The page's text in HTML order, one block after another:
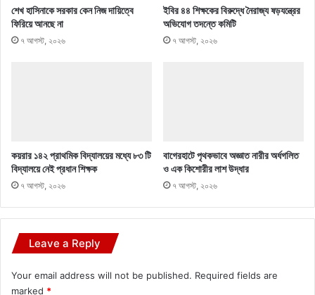
শেখ হাসিনাকে সরকার কেন নিজ দায়িত্বে
ফিরিয়ে আনছে না
৭ আগস্ট, ২০২৬
ইবির ৪৪ শিক্ষকের বিরুদ্ধে নৈরাজ্য ষড়যন্ত্রের
অভিযোগ তদন্তে কমিটি
৭ আগস্ট, ২০২৬
কয়রার ১৪২ প্রাথমিক বিদ্যালয়ের মধ্যে ৮৩ টি
বিদ্যালয়ে নেই প্রধান শিক্ষক
৭ আগস্ট, ২০২৬
বাগেরহাটে পৃথকভাবে অজ্ঞাত নারীর অর্ধগলিত
ও এক কিশোরীর লাশ উদ্ধার
৭ আগস্ট, ২০২৬
Leave a Reply
Your email address will not be published. Required fields are
marked *